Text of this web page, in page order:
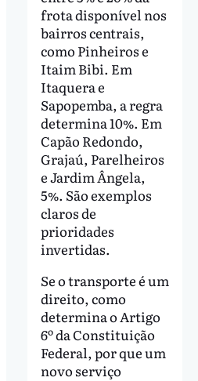
frota disponível nos
bairros centrais,
como Pinheiros e
Itaim Bibi. Em
Itaquera e
Sapopemba, a regra
determina 10%. Em
Capão Redondo,
Grajaú, Parelheiros
e Jardim Ângela,
5%. São exemplos
claros de
prioridades
invertidas.
Se o transporte é um
direito, como
determina o Artigo
6º da Constituição
Federal, por que um
novo serviço